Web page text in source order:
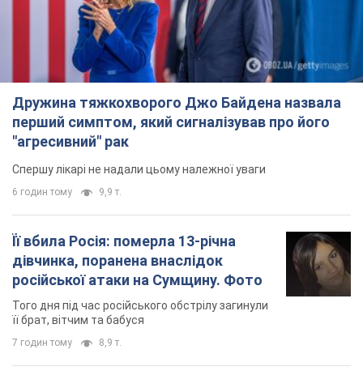
Дружина тяжкохворого Джо Байдена назвала
перший симптом, який сигналізував про його
"агресивний" рак
Спершу лікарі не надали цьому належної уваги
6 годин тому 9,9 т.
Її вбила Росія: померла 13-річна
дівчинка, поранена внаслідок
російської атаки на Сумщину. Фото
Того дня під час російського обстрілу загинули
її брат, вітчим та бабуся
7 годин тому 8,9 т.